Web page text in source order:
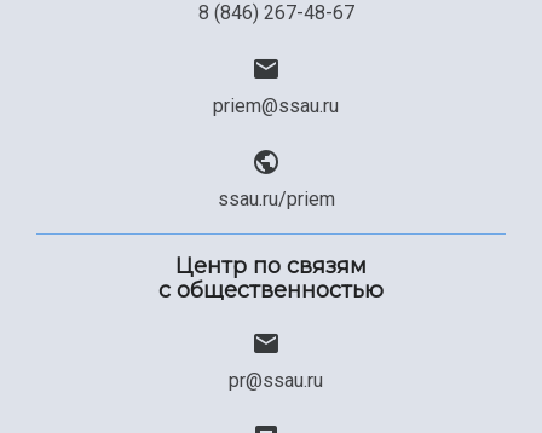
8 (846) 267-48-67
priem@ssau.ru
ssau.ru/priem
Центр по связям
с общественностью
pr@ssau.ru